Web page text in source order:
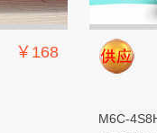
￥168
M6C-